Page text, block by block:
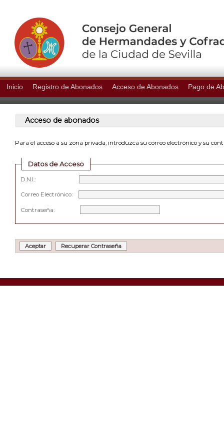
Inicio Registro de Abonados Acceso de Abonados Pago de
Acceso de abonados
Para el acceso a su zona privada, introduzca su correo electrónico y su
Datos de Acceso
D.N.I.:
Correo Electrónico:
Contraseña: